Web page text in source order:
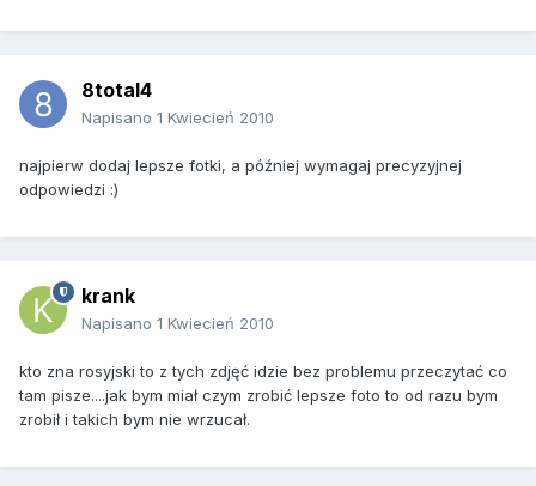
8total4
Napisano 1 Kwiecień 2010
najpierw dodaj lepsze fotki, a później wymagaj precyzyjnej
odpowiedzi :)
krank
Napisano 1 Kwiecień 2010
kto zna rosyjski to z tych zdjęć idzie bez problemu przeczytać co
tam pisze....jak bym miał czym zrobić lepsze foto to od razu bym
zrobił i takich bym nie wrzucał.